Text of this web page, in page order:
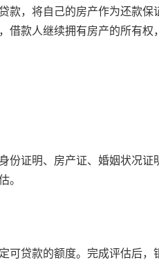
款，将自己的房产作为还款保
借款人继续拥有房产的所有权
份证明、房产证、婚姻状况证
。
可贷款的额度。完成评估后，